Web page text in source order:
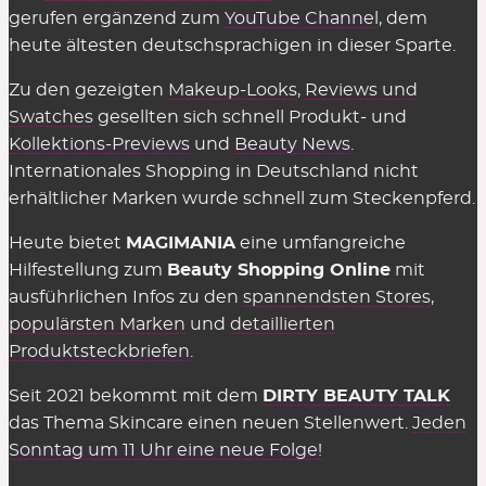
wir natürlich völligkostenloszur Verfügung. Auch
in den Shops selbst muss man nichts dafür
genannte Einschränkungen wie der
Mindestbestellwert oder shop-individuelle
Ausnahmen.
Wir können die Übersicht anbieten und täglich
vermittelte Verkäufe eine Provision zahlen,
insofern einige Kriterien eingehalten werden.
Diese Kosten sind Teil des üblichen Marketing-
Budgets und werden nicht auf den Preis
aufgeschlagen (Stichwort: Affiliate-Marketing).
Gelten Rabattcodes für alles in den
Beauty Shops?
gerufen ergänzend zum YouTube Channel , dem
heute ältesten deutschsprachigen in dieser Sparte.
Zu den gezeigten Makeup-Looks, Reviews und
Swatches gesellten sich schnell Produkt- und
Kollektions-Previews und Beauty News
Internationales Shopping in Deutschland nicht
erhältlicher Marken wurde schnell zum Steckenpferd.
Heute bietet MAGIMANIA eine umfangreiche
Hilfestellung zum Beauty Shopping Online mit
ausführlichen Infos zu den spannendsten Stores,
populärsten Marken und detaillierten
Produktsteckbriefen
Seit 2021 bekommt mit dem DIRTY BEAUTY TALK
das Thema Skincare einen neuen Stellenwert. Jeden
Sonntag um 11 Uhr eine neue Folge!